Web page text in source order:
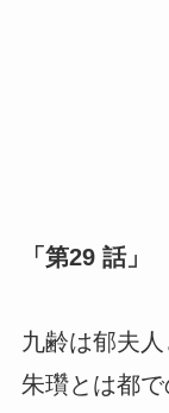
「第29 話」
九齢は郁夫
朱瓚とは都